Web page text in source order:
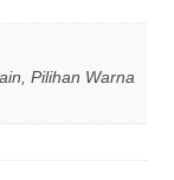
Pilihan Warna